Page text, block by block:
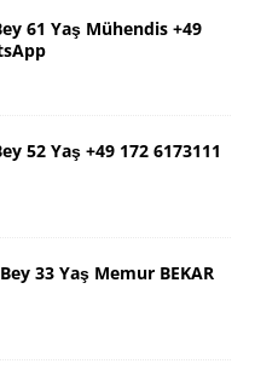
61 Yaş Mühendis +49
52 Yaş +49 172 6173111
33 Yaş Memur BEKAR